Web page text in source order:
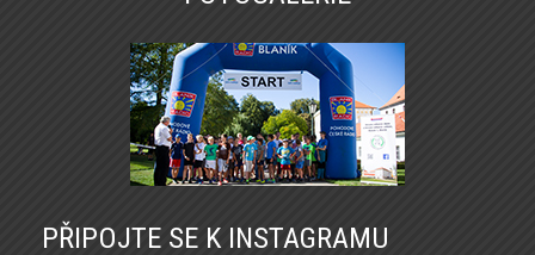
PŘIPOJTE SE K INSTAGRAMU